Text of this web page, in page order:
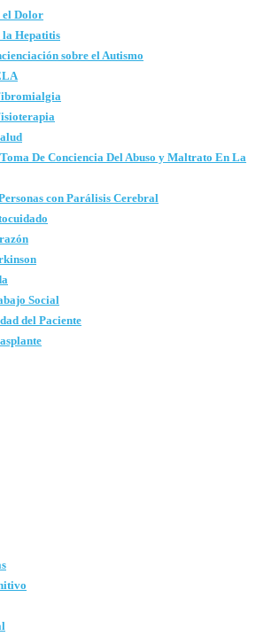
el Dolor
Hepatitis
sobre el Autismo
De Conciencia Del Abuso y Maltrato En La
con Parálisis Cerebral
Social
del Paciente